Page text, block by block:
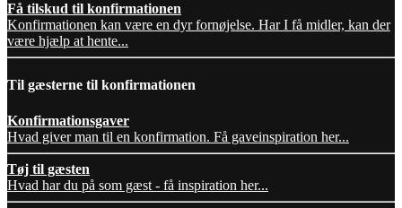
Få tilskud til konfirmationen
Konfirmationen kan være en dyr fornøjelse. Har I få midler, kan der
være hjælp at hente...
Til gæsterne til konfirmationen
Konfirmationsgaver
Hvad giver man til en konfirmation. Få gaveinspiration her...
Tøj til gæsten
Hvad har du på som gæst - få inspiration her...